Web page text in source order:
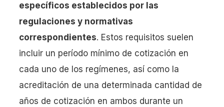
específicos establecidos por las
regulaciones y normativas
correspondientes. Estos requisitos suelen
incluir un período mínimo de cotización en
cada uno de los regímenes, así como la
acreditación de una determinada cantidad de
años de cotización en ambos durante un